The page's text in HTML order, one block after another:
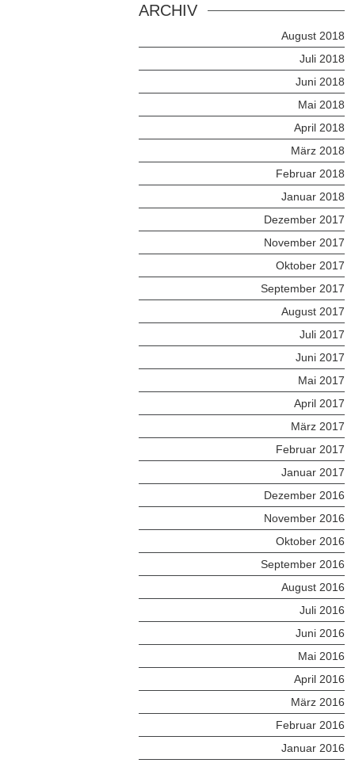
ARCHIV
August 2018
Juli 2018
Juni 2018
Mai 2018
April 2018
März 2018
Februar 2018
Januar 2018
Dezember 2017
November 2017
Oktober 2017
September 2017
August 2017
Juli 2017
Juni 2017
Mai 2017
April 2017
März 2017
Februar 2017
Januar 2017
Dezember 2016
November 2016
Oktober 2016
September 2016
August 2016
Juli 2016
Juni 2016
Mai 2016
April 2016
März 2016
Februar 2016
Januar 2016